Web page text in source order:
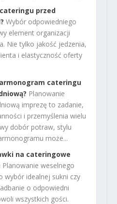
przed
Wybór odpowiedniego
element organizacji
Nie tylko jakość jedzenia,
i elastyczność oferty
cateringu
Planowanie
imprezę to zadanie,
i przemyślenia wielu
dobór potraw, stylu
może...
na cateringowe
Planowanie weselnego
wybór idealnej sukni czy
o odpowiedni
wszystkich gości.